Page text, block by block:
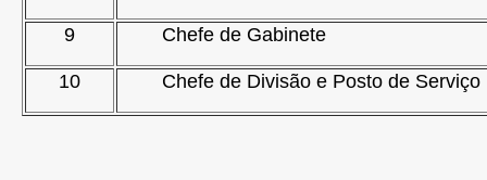
9 Chefe de Gabinete
10 Chefe de Divisão e Posto de Serviço